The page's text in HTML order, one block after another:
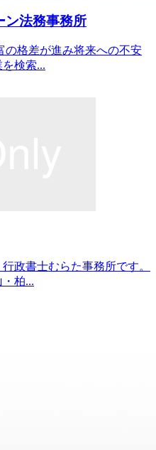
ン法務事務所
の格差が進み将来への不安
検索...
政書士むらた事務所です。
柏...